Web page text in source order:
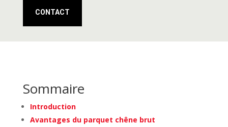
CONTACT
Sommaire
Introduction
Avantages du parquet chêne brut